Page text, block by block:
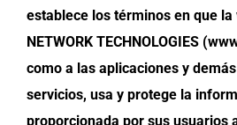
establece los términos en que la
NETWORK TECHNOLOGIES (
como a las aplicaciones y
servicios, usa y protege la
proporcionada por sus usuarios